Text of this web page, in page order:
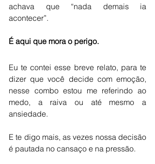
achava que “nada demais ia
acontecer”.
É aqui que mora o perigo.
Eu te contei esse breve relato, para te
dizer que você decide com emoção,
nesse combo estou me referindo ao
medo, a raiva ou até mesmo a
ansiedade.
E te digo mais, as vezes nossa decisão
é pautada no cansaço e na pressão.